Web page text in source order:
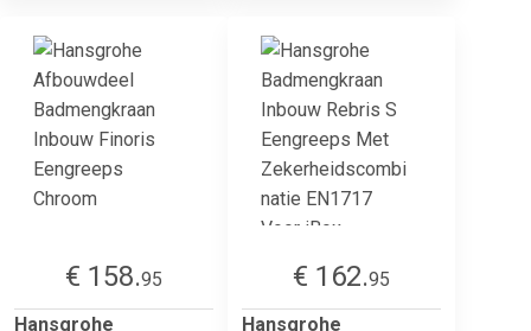
€ 158.95
Hansgrohe
€ 162.95
Hansgrohe